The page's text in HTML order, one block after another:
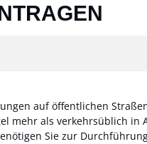
auf öffentlichen
mehr als verkehrsüblich in
Sie zur